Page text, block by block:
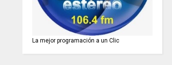
La mejor programación a un Clic